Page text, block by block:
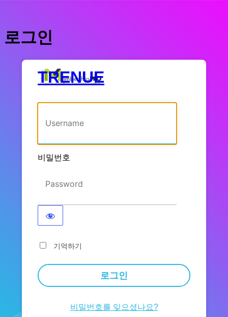
로그인
TRENUE
비밀번호
기억하기
비밀번호를 잊으셨나요?